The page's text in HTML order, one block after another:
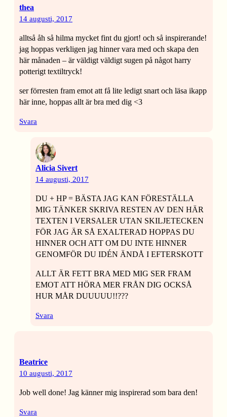
thea
14 augusti, 2017
alltså åh så hilma mycket fint du gjort! och så inspirerande!
jag hoppas verkligen jag hinner vara med och skapa den
här månaden – är väldigt väldigt sugen på något harry
potterigt textiltryck!
ser förresten fram emot att få lite ledigt snart och läsa ikapp
här inne, hoppas allt är bra med dig <3
Svara
Alicia Sivert
14 augusti, 2017
DU + HP = BÄSTA JAG KAN FÖRESTÄLLA
MIG TÄNKER SKRIVA RESTEN AV DEN HÄR
TEXTEN I VERSALER UTAN SKILJETECKEN
FÖR JAG ÄR SÅ EXALTERAD HOPPAS DU
HINNER OCH ATT OM DU INTE HINNER
GENOMFÖR DU IDÉN ÄNDÅ I EFTERSKOTT
ALLT ÄR FETT BRA MED MIG SER FRAM
EMOT ATT HÖRA MER FRÅN DIG OCKSÅ
HUR MÅR DUUUUU!!???
Svara
Beatrice
10 augusti, 2017
Job well done! Jag känner mig inspirerad som bara den!
Svara